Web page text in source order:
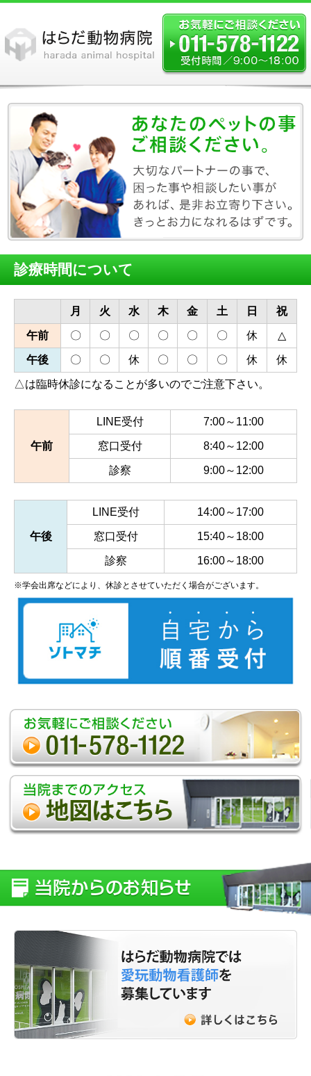
診療時間について
月 火 水 木 金 土 日 祝
午前 〇 〇 〇 〇 〇 〇 休 △
午後 〇 〇 休 〇 〇 〇 休 休
△は臨時休診になることが多いのでご注意下さい。
午前
LINE受付 7:00～11:00
窓口受付 8:40～12:00
診察 9:00～12:00
午後
LINE受付 14:00～17:00
窓口受付 15:40～18:00
診察 16:00～18:00
※学会出席などにより、休診とさせていただく場合がございます。